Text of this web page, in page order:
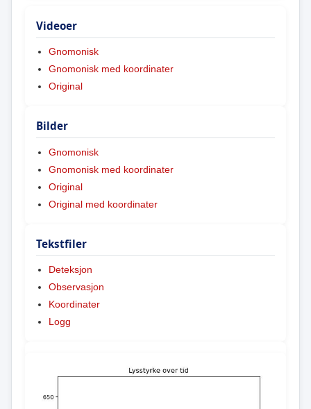
Videoer
Gnomonisk
Gnomonisk med koordinater
Original
Bilder
Gnomonisk
Gnomonisk med koordinater
Original
Original med koordinater
Tekstfiler
Deteksjon
Observasjon
Koordinater
Logg